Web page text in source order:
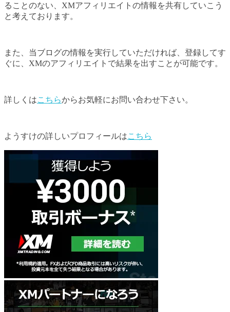
ることのない、XMアフィリエイトの情報を共有していこう
と考えております。
また、当ブログの情報を実行していただければ、登録してす
ぐに、XMのアフィリエイトで結果を出すことが可能です。
詳しくはこちらからお気軽にお問い合わせ下さい。
ようすけの詳しいプロフィールはこちら